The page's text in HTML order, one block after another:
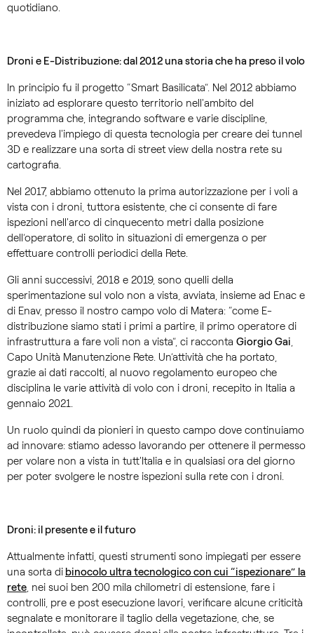
quotidiano.
Droni e E-Distribuzione: dal 2012 una storia che ha preso il volo
In principio fu il progetto “Smart Basilicata”. Nel 2012 abbiamo
iniziato ad esplorare questo territorio nell'ambito del
programma che, integrando software e varie discipline,
prevedeva l'impiego di questa tecnologia per creare dei tunnel
3D e realizzare una sorta di street view della nostra rete su
cartografia.
Nel 2017, abbiamo ottenuto la prima autorizzazione per i voli a
vista con i droni, tuttora esistente, che ci consente di fare
ispezioni nell'arco di cinquecento metri dalla posizione
dell’operatore, di solito in situazioni di emergenza o per
effettuare controlli periodici della Rete.
Gli anni successivi, 2018 e 2019, sono quelli della
sperimentazione sul volo non a vista, avviata, insieme ad Enac e
di Enav, presso il nostro campo volo di Matera: “come E-
distribuzione siamo stati i primi a partire, il primo operatore di
infrastruttura a fare voli non a vista”, ci racconta Giorgio Gai,
Capo Unità Manutenzione Rete. Un’attività che ha portato,
grazie ai dati raccolti, al nuovo regolamento europeo che
disciplina le varie attività di volo con i droni, recepito in Italia a
gennaio 2021.
Un ruolo quindi da pionieri in questo campo dove continuiamo
ad innovare: stiamo adesso lavorando per ottenere il permesso
per volare non a vista in tutt'Italia e in qualsiasi ora del giorno
per poter svolgere le nostre ispezioni sulla rete con i droni.
Droni: il presente e il futuro
Attualmente infatti, questi strumenti sono impiegati per essere
una sorta di binocolo ultra tecnologico con cui “ispezionare” la
rete, nei suoi ben 200 mila chilometri di estensione, fare i
controlli, pre e post esecuzione lavori, verificare alcune criticità
segnalate e monitorare il taglio della vegetazione, che, se